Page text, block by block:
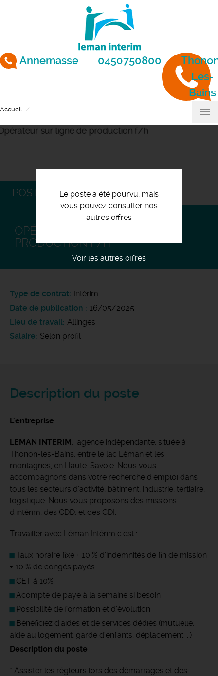
Annemasse 0450750800
Les-
Bains
Accueil
Le poste a été pourvu, mais
vous pouvez consulter nos
autres offres
Voir les autres offres
POSTULEZ
OPÉRATEUR SUR LIGNE DE
PRODUCTION F/H
Type de contrat Intérim
Date de publication
16/05/2025
Lieu de travail Allinges
Salaire Selon profil
Description du poste
L'entreprise
LEMAN INTERIM, agence indépendante, située à
Thonon-les-Bains, entre le lac Léman et les
montagnes, en Haute-Savoie. Nous vous
accompagnons dans votre recherche d'emploi dans
tous les secteurs d'activité, bâtiment, industrie, tertiaire,
logistique. Nous vous proposons des missions
d'intérim, des CDD, et des CDI.
Travailler avec Léman Intérim c'est :
Taux horaire fixe + 10 % d’indemnités de fin de mission
+ 10 % de congés payés
CET à 10%
Acompte de paye à la semaine si besoin
Possibilité de formation et d'évolution
Bénéficiez d'aides et de services dédiés (mutuelle,
aide au logement, garde d'enfants, déplacement ...)
Description du poste
* Assister les régleurs lors des démarrages et des